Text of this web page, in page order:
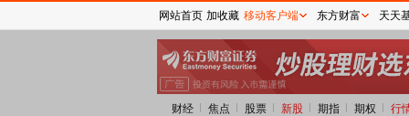
财经 焦点 股票 新股 期指 期权 行
网站首页 加收藏 移动客户端 东方财富 天天